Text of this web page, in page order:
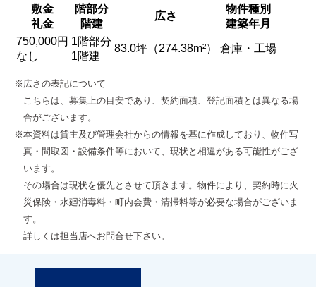
敷金
礼金
階部分
階建
広さ
物件種別
建築年月
750,000円
なし
1階部分
1階建
83.0坪（274.38m²） 倉庫・工場
※広さの表記について
こちらは、募集上の目安であり、契約面積、登記面積とは異なる場
合がございます。
※本資料は貸主及び管理会社からの情報を基に作成しており、物件写
真・間取図・設備条件等において、現状と相違がある可能性がござ
います。
その場合は現状を優先とさせて頂きます。物件により、契約時に火
災保険・水廻消毒料・町内会費・清掃料等が必要な場合がございま
す。
詳しくは担当店へお問合せ下さい。